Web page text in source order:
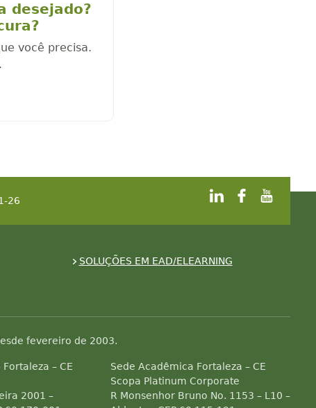
desejado?
você precisa.
26
SOLUÇÕES EM EAD/ELEARNING
fevereiro de 2003.
– CE
2001 –
Sede Acadêmica Fortaleza – CE
Scopa Platinum Corporate
R Monsenhor Bruno No. 1153 – L10 –